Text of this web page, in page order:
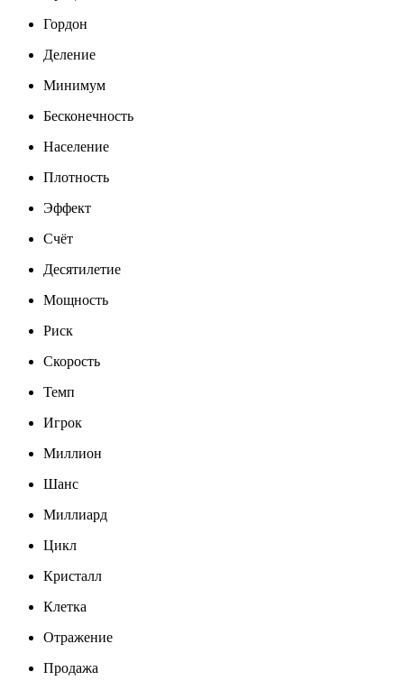
Гордон
Деление
Минимум
Бесконечность
Население
Плотность
Эффект
Счёт
Десятилетие
Мощность
Риск
Скорость
Темп
Игрок
Миллион
Шанс
Миллиард
Цикл
Кристалл
Клетка
Отражение
Продажа